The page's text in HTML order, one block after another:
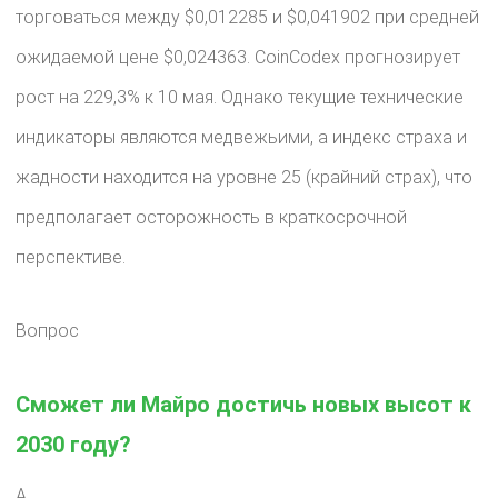
торговаться между $0,012285 и $0,041902 при средней
ожидаемой цене $0,024363. CoinCodex прогнозирует
рост на 229,3% к 10 мая. Однако текущие технические
индикаторы являются медвежьими, а индекс страха и
жадности находится на уровне 25 (крайний страх), что
предполагает осторожность в краткосрочной
перспективе.
Вопрос
Сможет ли Майро достичь новых высот к
2030 году?